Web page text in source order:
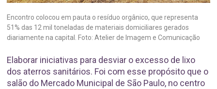
Encontro colocou em pauta o resíduo orgânico, que representa
51% das 12 mil toneladas de materiais domiciliares gerados
diariamente na capital. Foto: Atelier de Imagem e Comunicação
Elaborar iniciativas para desviar o excesso de lixo
dos aterros sanitários. Foi com esse propósito que o
salão do Mercado Municipal de São Paulo, no centro